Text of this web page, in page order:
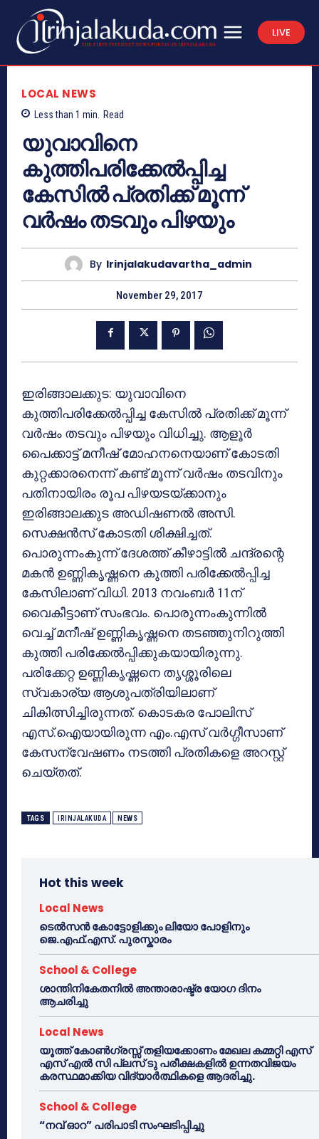
LIVE
LOCAL NEWS
Less than 1 min. Read
യുവാവിനെ
കുത്തിപരിക്കേല്‍പ്പിച്ച
കേസില്‍ പ്രതിക്ക് മൂന്ന്
വര്‍ഷം തടവും പിഴയും
By Irinjalakudavartha_admin
November 29, 2017
ഇരിങ്ങാലക്കുട: യുവാവിനെ
കുത്തിപരിക്കേല്‍പ്പിച്ച കേസില്‍ പ്രതിക്ക് മൂന്ന്
വര്‍ഷം തടവും പിഴയും വിധിച്ചു. ആളൂര്‍
പൈക്കാട്ട് മനീഷ് മോഹനനെയാണ് കോടതി
കുറ്റക്കാരനെന്ന് കണ്ട് മൂന്ന് വര്‍ഷം തടവിനും
പതിനായിരം രൂപ പിഴയടയ്ക്കാനും
ഇരിങ്ങാലക്കുട അഡിഷണല്‍ അസി.
സെക്ഷന്‍സ് കോടതി ശിക്ഷിച്ചത്.
പൊരുന്നംകുന്ന് ദേശത്ത് കീഴാട്ടില്‍ ചന്ദ്രന്റെ
മകന്‍ ഉണ്ണികൃഷ്ണനെ കുത്തി പരിക്കേല്‍പ്പിച്ച
കേസിലാണ് വിധി. 2013 നവംബര്‍ 11ന്
വൈകീട്ടാണ് സംഭവം. പൊരുന്നംകുന്നില്‍
വെച്ച് മനീഷ് ഉണ്ണികൃഷ്ണനെ തടഞ്ഞുനിറുത്തി
കുത്തി പരിക്കേല്‍പ്പിക്കുകയായിരുന്നു.
പരിക്കേറ്റ ഉണ്ണികൃഷ്ണനെ തൃശ്ശൂരിലെ
സ്വകാര്യ ആശുപത്രിയിലാണ്
ചികിത്സിച്ചിരുന്നത്. കൊടകര പോലിസ്
എസ്.ഐയായിരുന്ന എം.എസ് വര്‍ഗ്ഗീസാണ്
കേസന്വേഷണം നടത്തി പ്രതികളെ അറസ്റ്റ്
ചെയ്തത്.
TAGS IRINJALAKUDA NEWS
Hot this week
Local News
ടെൽസൻ കോട്ടോളിക്കും ലിയോ പോളിനും
ജെ.എഫ്.എസ്. പുരസ്കാരം
School & College
ശാന്തിനികേതനിൽ അന്താരാഷ്ട്ര യോഗ ദിനം
ആചരിച്ചു
Local News
യൂത്ത് കോൺഗ്രസ്സ് തളിയക്കോണം മേഖല കമ്മറ്റി എസ്
എസ് എൽ സി പ്ലസ് ടു പരീക്ഷകളിൽ ഉന്നതവിജയം
കരസ്ഥമാക്കിയ വിദ്യാർത്ഥികളെ ആദരിച്ചു.
School & College
“നവ് ഓറ” പരിപാടി സംഘടിപ്പിച്ചു